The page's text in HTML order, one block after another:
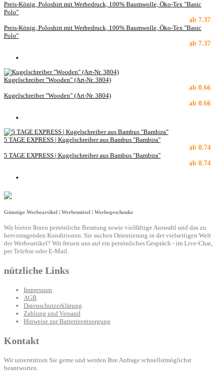
Preis-König, Poloshirt mit Werbedruck, 100% Baumwolle, Öko-Tex "Basic
Polo"
ab 7.37
Preis-König, Poloshirt mit Werbedruck, 100% Baumwolle, Öko-Tex "Basic
Polo"
ab 7.37
Kugelschreiber "Wooden" (Art-Nr. 3804)
ab 0.66
Kugelschreiber "Wooden" (Art-Nr. 3804)
ab 0.66
5 TAGE EXPRESS | Kugelschreiber aus Bambus "Bambira"
ab 0.74
5 TAGE EXPRESS | Kugelschreiber aus Bambus "Bambira"
ab 0.74
Günstige Werbeartikel | Werbemittel | Werbegeschenke
Wir bieten Ihnen persönliche Beratung sowie vielfältige Auswahl und das zu
hervorragenden Konditionen. Sie suchen Orientierung in der vielseitigen Welt
der Werbeartikel? Wir freuen uns auf ein persönliches Gespräch - im Live-Chat,
per Telefon oder E-Mail.
nützliche Links
Impressum
AGB
Datenschutzerklärung
Zahlung und Versand
Hinweise zur Batterieentsorgung
Kontakt
Wir unterstützen Sie gerne und werden Ihre Anfrage schnellstmöglichst
beantworten.